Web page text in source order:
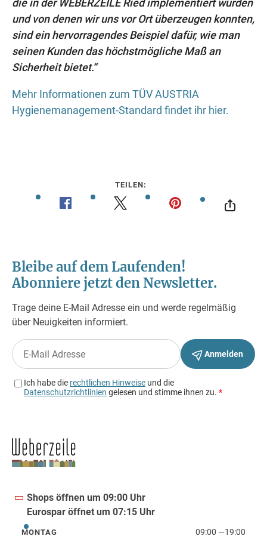
die in der WEBERZEILE Ried implementiert wurden
und von denen wir uns vor Ort überzeugen konnten,
sind ein hervorragendes Beispiel dafür, wie man
seinen Kunden das höchstmögliche Maß an
Sicherheit bietet.“
Mehr Informationen zum TÜV AUSTRIA
Hygienemanagement-Standard findet ihr hier.
TEILEN:
Shops öffnen um 09:00 Uhr
Eurospar öffnet um 07:15 Uhr
Montag
MONTAG 09:00 —19:00